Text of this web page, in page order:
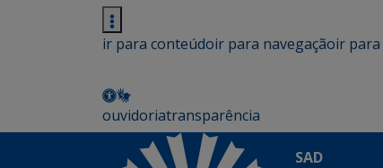
ir para conteúdoir para navegaçãoir para
ouvidoriatransparência
SAD